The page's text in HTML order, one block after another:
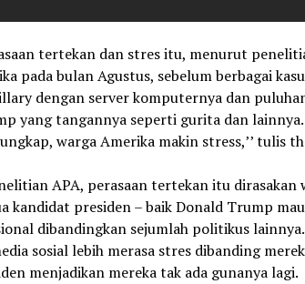
tertekan dan stres itu, menurut
pada bulan Agustus, sebelum berbagai
dengan server komputernya dan
yang tangannya seperti gurita dan lainnya.
warga Amerika makin stress,’’ tulis
APA, perasaan tertekan itu dirasakan
kandidat presiden – baik Donald Trump
dibandingkan sejumlah politikus
sosial lebih merasa stres dibanding
menjadikan mereka tak ada gunanya lagi.